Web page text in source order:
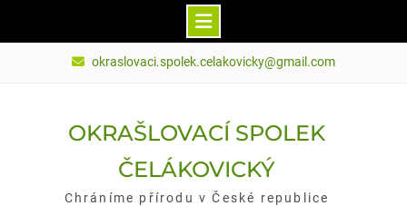
okraslovaci.spolek.celakovicky@gmail.com
OKRAŠLOVACÍ SPOLEK
ČELÁKOVICKÝ
Chráníme přírodu v České republice